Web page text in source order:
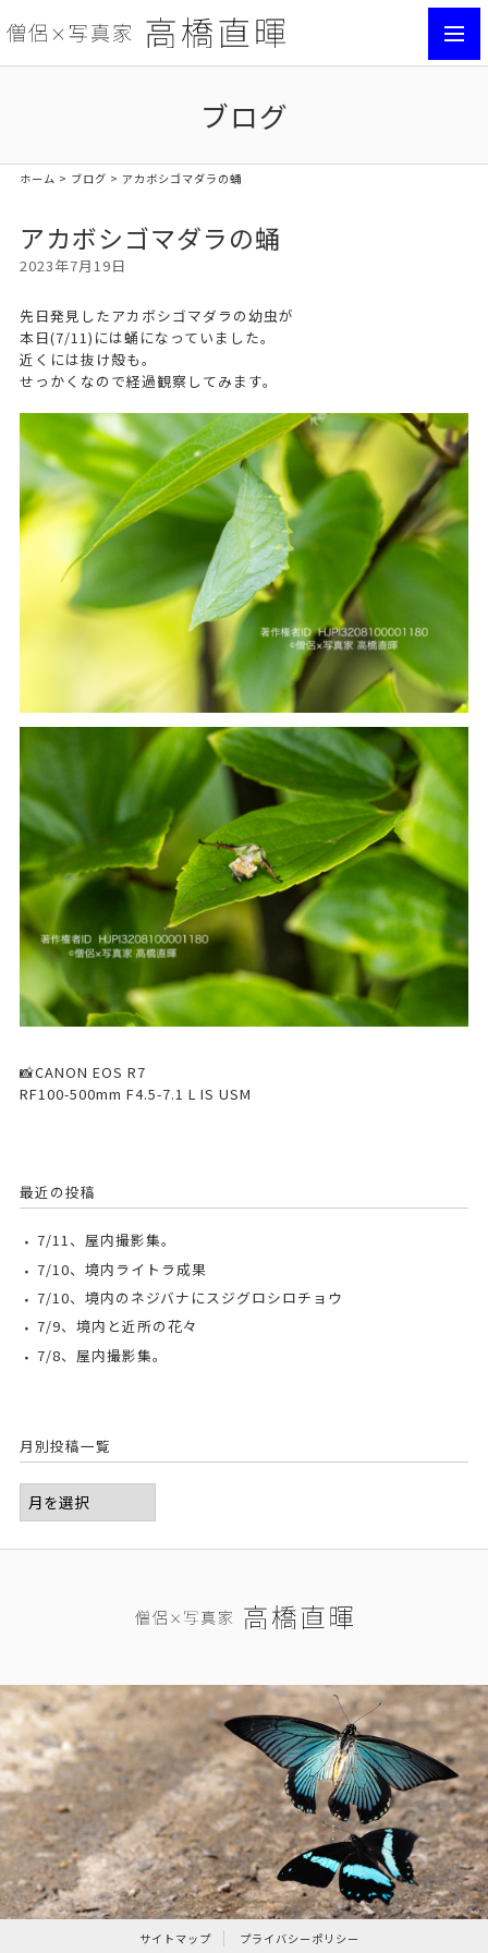
ブログ
ホーム > ブログ > アカボシゴマダラの蛹
アカボシゴマダラの蛹
2023年7月19日
先日発見したアカボシゴマダラの幼虫が
本日(7/11)には蛹になっていました。
近くには抜け殻も。
せっかくなので経過観察してみます。
📸CANON EOS R7
RF100-500mm F4.5-7.1 L IS USM
最近の投稿
7/11、屋内撮影集。
7/10、境内ライトラ成果
7/10、境内のネジバナにスジグロシロチョウ
7/9、境内と近所の花々
7/8、屋内撮影集。
月別投稿一覧
サイトマップ プライバシーポリシー